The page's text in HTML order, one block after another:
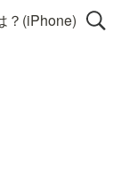
？(iPhone)